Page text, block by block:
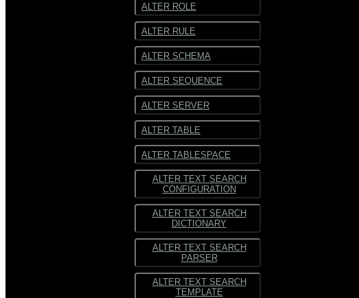
ALTER ROLE
ALTER RULE
ALTER SCHEMA
ALTER SEQUENCE
ALTER SERVER
ALTER TABLE
ALTER TABLESPACE
ALTER TEXT SEARCH
CONFIGURATION
ALTER TEXT SEARCH
DICTIONARY
ALTER TEXT SEARCH
PARSER
ALTER TEXT SEARCH
TEMPLATE